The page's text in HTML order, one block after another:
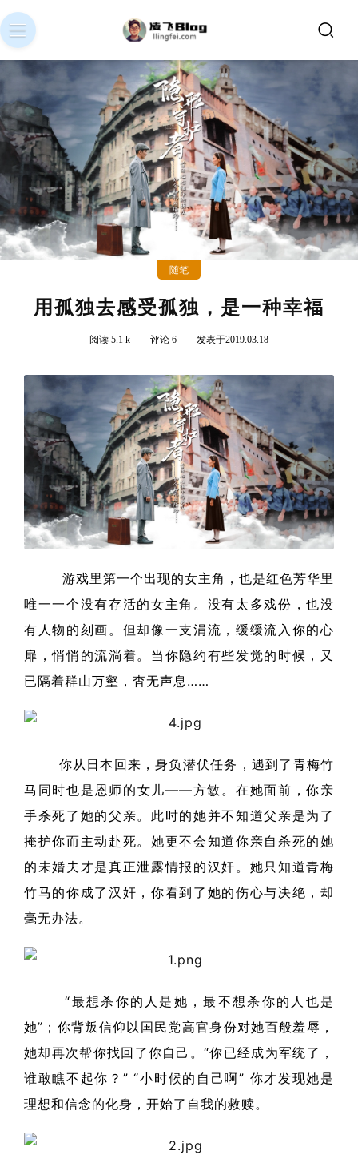
随笔
用孤独去感受孤独，是一种幸福
阅读 5.1 k 评论 6 发表于2019.03.18
游戏里第一个出现的女主角，也是红色芳华里
唯一一个没有存活的女主角。没有太多戏份，也没
有人物的刻画。但却像一支涓流，缓缓流入你的心
扉，悄悄的流淌着。当你隐约有些发觉的时候，又
已隔着群山万壑，杳无声息……
你从日本回来，身负潜伏任务，遇到了青梅竹
马同时也是恩师的女儿——方敏。在她面前，你亲
手杀死了她的父亲。此时的她并不知道父亲是为了
掩护你而主动赴死。她更不会知道你亲自杀死的她
的未婚夫才是真正泄露情报的汉奸。她只知道青梅
竹马的你成了汉奸，你看到了她的伤心与决绝，却
毫无办法。
“最想杀你的人是她，最不想杀你的人也是
她”；你背叛信仰以国民党高官身份对她百般羞辱，
她却再次帮你找回了你自己。“你已经成为军统了，
谁敢瞧不起你？” “小时候的自己啊” 你才发现她是
理想和信念的化身，开始了自我的救赎。